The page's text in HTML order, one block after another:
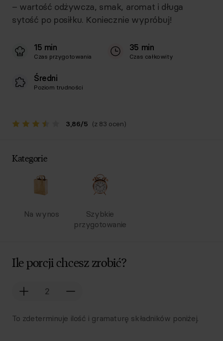
– wartość odżywcza, smak, aromat i długa
sytość po posiłku. Koniecznie wypróbuj!
15 min
Czas przygotowania
35 min
Czas całkowity
Średni
Poziom trudności
3,86/5 (z 83 ocen)
Kategorie
Na wynos
Szybkie
przygotowanie
Ile porcji chcesz zrobić?
To zdeterminuje ilość i gramaturę składników poniżej.